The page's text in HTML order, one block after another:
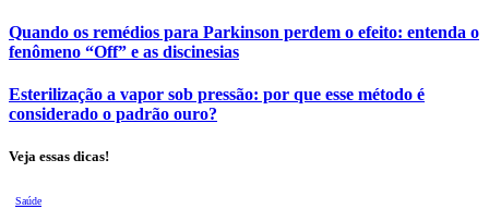
Quando os remédios para Parkinson perdem o efeito: entenda o
fenômeno “Off” e as discinesias
Esterilização a vapor sob pressão: por que esse método é
considerado o padrão ouro?
Veja essas dicas!
Saúde